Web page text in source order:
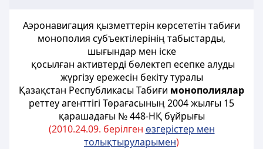
Аэронавигация қызметтерін көрсететін табиғи
монополия субъектілерінің табыстарды,
шығындар мен іске
қосылған активтерді бөлектеп есепке алуды
жүргізу ережесін бекіту туралы
Қазақстан Республикасы Табиғи монополиялар
реттеу агенттігі Төрағасының 2004 жылғы 15
қарашадағы № 448-НҚ бұйрығы
(2010.24.09. берілген өзгерістер мен
толықтыруларымен)